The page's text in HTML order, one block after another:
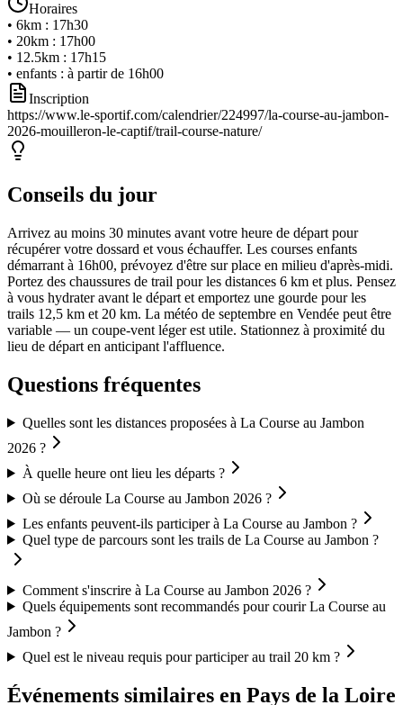
Horaires
• 6km : 17h30
• 20km : 17h00
• 12.5km : 17h15
• enfants : à partir de 16h00
Inscription
https://www.le-sportif.com/calendrier/224997/la-course-au-jambon-
2026-mouilleron-le-captif/trail-course-nature/
Conseils du jour
Arrivez au moins 30 minutes avant votre heure de départ pour
récupérer votre dossard et vous échauffer. Les courses enfants
démarrant à 16h00, prévoyez d'être sur place en milieu d'après-midi.
Portez des chaussures de trail pour les distances 6 km et plus. Pensez
à vous hydrater avant le départ et emportez une gourde pour les
trails 12,5 km et 20 km. La météo de septembre en Vendée peut être
variable — un coupe-vent léger est utile. Stationnez à proximité du
lieu de départ en anticipant l'affluence.
Questions fréquentes
Quelles sont les distances proposées à La Course au Jambon
2026 ?
À quelle heure ont lieu les départs ?
Où se déroule La Course au Jambon 2026 ?
Les enfants peuvent-ils participer à La Course au Jambon ?
Quel type de parcours sont les trails de La Course au Jambon ?
Comment s'inscrire à La Course au Jambon 2026 ?
Quels équipements sont recommandés pour courir La Course au
Jambon ?
Quel est le niveau requis pour participer au trail 20 km ?
Événements similaires en Pays de la Loire